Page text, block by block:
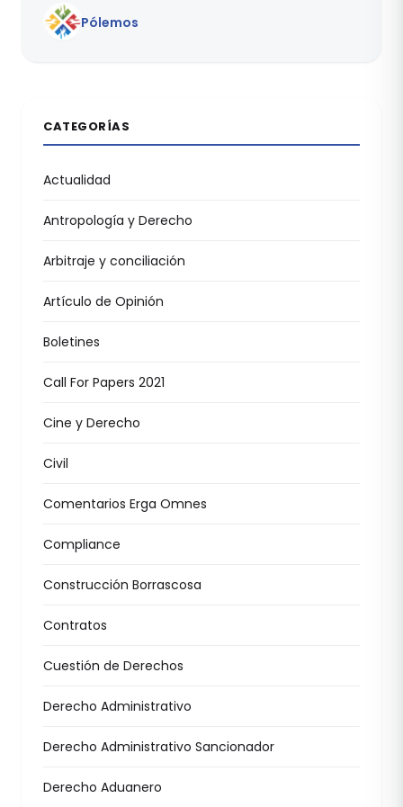
Pólemos
CATEGORÍAS
Actualidad
Antropología y Derecho
Arbitraje y conciliación
Artículo de Opinión
Boletines
Call For Papers 2021
Cine y Derecho
Civil
Comentarios Erga Omnes
Compliance
Construcción Borrascosa
Contratos
Cuestión de Derechos
Derecho Administrativo
Derecho Administrativo Sancionador
Derecho Aduanero